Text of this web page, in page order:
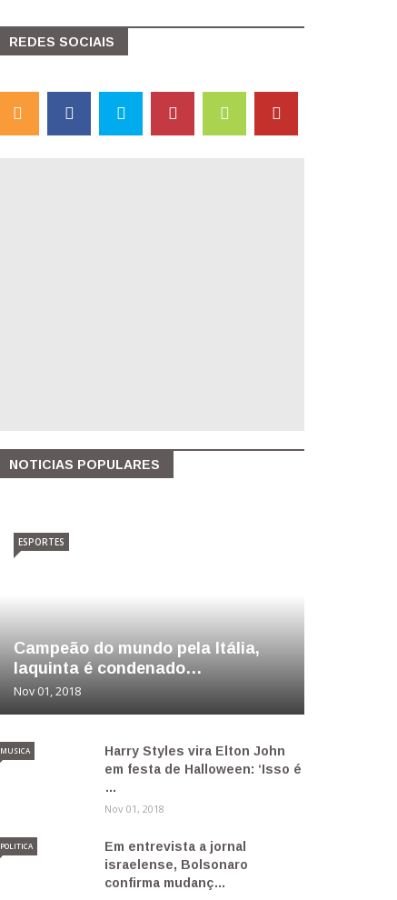
REDES SOCIAIS
NOTICIAS POPULARES
Campeão do mundo pela Itália,
Iaquinta é condenado…
Nov 01, 2018
ESPORTES
Harry Styles vira Elton John
em festa de Halloween: ‘Isso é
…
MUSICA
Nov 01, 2018
Em entrevista a jornal
israelense, Bolsonaro
confirma mudanç…
POLITICA